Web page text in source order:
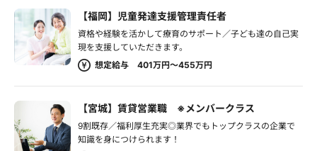
【福岡】児童発達支援管理責任者
資格や経験を活かして療育のサポート／子ども達の自己実
現を支援していただきます。
想定給与 401万円～455万円
【宮城】賃貸営業職 ※メンバークラス
9割既存／福利厚生充実◎業界でもトップクラスの企業で
知識を身につけられます！